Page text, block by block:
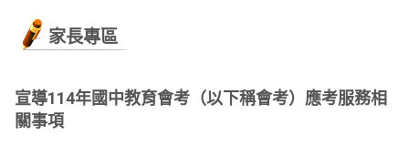
家長專區
宣導114年國中教育會考（以下稱會考）應考服務相
關事項